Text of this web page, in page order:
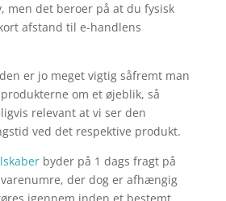
men det beroer på at du fysisk
afstand til e-handlens
er jo meget vigtig såfremt man
om et øjeblik, så
relevant at vi ser den
ved det respektive produkt.
byder på 1 dags fragt på
der dog er afhængig